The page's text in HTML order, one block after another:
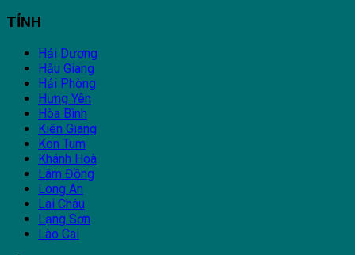
TỈNH
Hải Dương
Hậu Giang
Hải Phòng
Hưng Yên
Hòa Bình
Kiên Giang
Kon Tum
Khánh Hoà
Lâm Đồng
Long An
Lai Châu
Lạng Sơn
Lào Cai